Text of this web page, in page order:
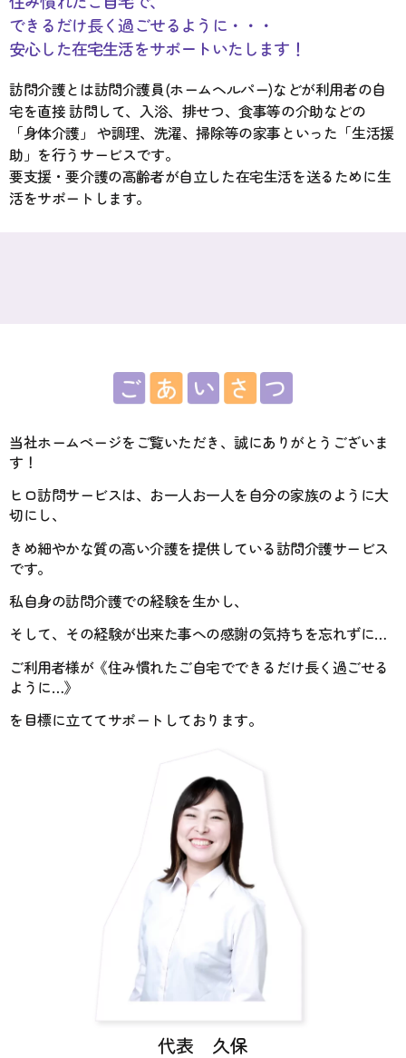
できるだけ長く過ごせるように・・・
安心した在宅生活をサポートいたします！
訪問介護とは訪問介護員(ホームヘルパー)などが利用者の自
宅を直接 訪問して、入浴、排せつ、食事等の介助などの
「身体介護」 や調理、洗濯、掃除等の家事といった「生活援
助」を行うサービスです。
要支援・要介護の高齢者が自立した在宅生活を送るために生
活をサポートします。
当社ホームページをご覧いただき、誠にありがとうございま
す！
ヒロ訪問サービスは、お一人お一人を自分の家族のように大
切にし、
きめ細やかな質の高い介護を提供している訪問介護サービス
です。
私自身の訪問介護での経験を生かし、
そして、その経験が出来た事への感謝の気持ちを忘れずに…
ご利用者様が《住み慣れたご自宅でできるだけ長く過ごせる
ように…》
を目標に立ててサポートしております。
代表 久保